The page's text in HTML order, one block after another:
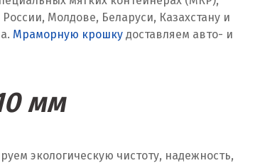
Молдове, Беларуси, Казахстану и
Мраморную крошку доставляем авто- и
мм
экологическую чистоту, надежность,